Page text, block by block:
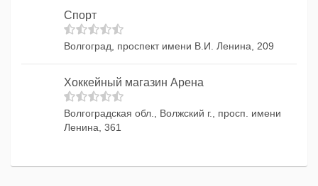
Спорт
Волгоград, проспект имени В.И. Ленина, 209
Хоккейный магазин Арена
Волгоградская обл., Волжский г., просп. имени
Ленина, 361